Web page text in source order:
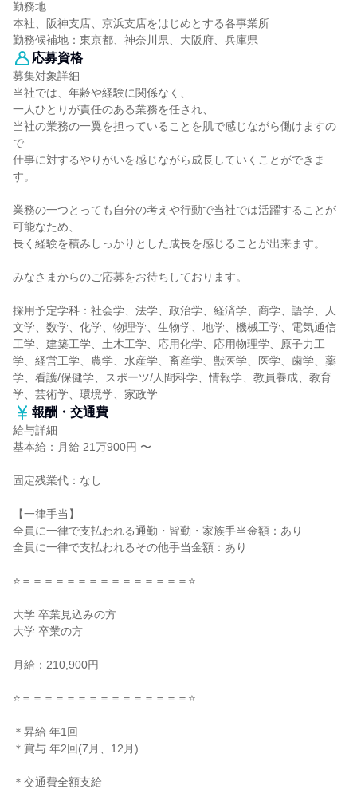
勤務地
本社、阪神支店、京浜支店をはじめとする各事業所
勤務候補地：東京都、神奈川県、大阪府、兵庫県
応募資格
募集対象詳細
当社では、年齢や経験に関係なく、
一人ひとりが責任のある業務を任され、
当社の業務の一翼を担っていることを肌で感じながら働けますの
で
仕事に対するやりがいを感じながら成長していくことができま
す。
業務の一つとっても自分の考えや行動で当社では活躍することが
可能なため、
長く経験を積みしっかりとした成長を感じることが出来ます。
みなさまからのご応募をお待ちしております。
採用予定学科：社会学、法学、政治学、経済学、商学、語学、人
文学、数学、化学、物理学、生物学、地学、機械工学、電気通信
工学、建築工学、土木工学、応用化学、応用物理学、原子力工
学、経営工学、農学、水産学、畜産学、獣医学、医学、歯学、薬
学、看護/保健学、スポーツ/人間科学、情報学、教員養成、教育
学、芸術学、環境学、家政学
報酬・交通費
給与詳細
基本給：月給 21万900円 〜
固定残業代：なし
【一律手当】
全員に一律で支払われる通勤・皆勤・家族手当金額：あり
全員に一律で支払われるその他手当金額：あり
⭐＝＝＝＝＝＝＝＝＝＝＝＝＝＝＝⭐
大学 卒業見込みの方
大学 卒業の方
月給：210,900円
⭐＝＝＝＝＝＝＝＝＝＝＝＝＝＝＝⭐
＊昇給 年1回
＊賞与 年2回(7月、12月)
＊交通費全額支給